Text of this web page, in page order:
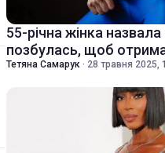
55-річна жінка
позбулась, щоб
Тетяна Самарук · 28 травня 2025,